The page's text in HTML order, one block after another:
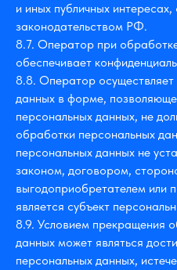
и иных публичных
законодательством РФ.
8.7. Оператор при
обеспечивает
8.8. Оператор
данных в форме,
персональных данных, не
обработки персональных
персональных данных не
законом, договором,
выгодоприобретателем или
является субъект
8.9. Условием прекращения
данных может являться
персональных данных,